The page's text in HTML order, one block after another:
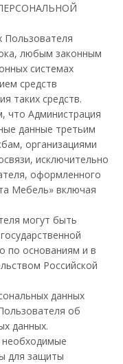
Пользователя
любым законным
системах
средств
таких средств.
что Администрация
данные третьим
организациями
исключительно
оформленного
Мебель» включая
могут быть
по основаниям и в
Российской
данных
об
данных.
необходимые
для защиты